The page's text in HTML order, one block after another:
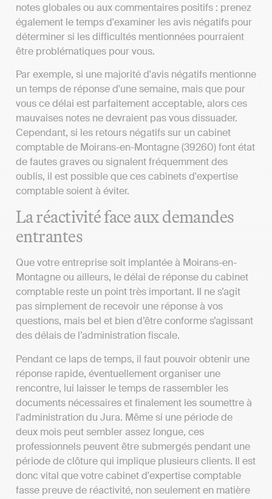
notes globales ou aux commentaires positifs : prenez
également le temps d'examiner les avis négatifs pour
déterminer si les difficultés mentionnées pourraient
être problématiques pour vous.
Par exemple, si une majorité d'avis négatifs mentionne
un temps de réponse d'une semaine, mais que pour
vous ce délai est parfaitement acceptable, alors ces
mauvaises notes ne devraient pas vous dissuader.
Cependant, si les retours négatifs sur un cabinet
comptable de Moirans-en-Montagne (39260) font état
de fautes graves ou signalent fréquemment des
oublis, il est possible que ces cabinets d'expertise
comptable soient à éviter.
La réactivité face aux demandes
entrantes
Que votre entreprise soit implantée à Moirans-en-
Montagne ou ailleurs, le délai de réponse du cabinet
comptable reste un point très important. Il ne s’agit
pas simplement de recevoir une réponse à vos
questions, mais bel et bien d’être conforme s’agissant
des délais de l’administration fiscale.
Pendant ce laps de temps, il faut pouvoir obtenir une
réponse rapide, éventuellement organiser une
rencontre, lui laisser le temps de rassembler les
documents nécessaires et finalement les soumettre à
l'administration du Jura. Même si une période de
deux mois peut sembler assez longue, ces
professionnels peuvent être submergés pendant une
période de clôture qui implique plusieurs clients. Il est
donc vital que votre cabinet d'expertise comptable
fasse preuve de réactivité, non seulement en matière